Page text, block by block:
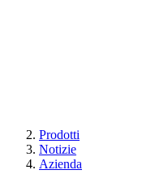
Prodotti
Notizie
Azienda